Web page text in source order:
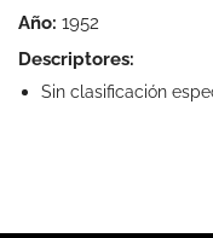
Año: 1952
Descriptores:
Sin clasificación